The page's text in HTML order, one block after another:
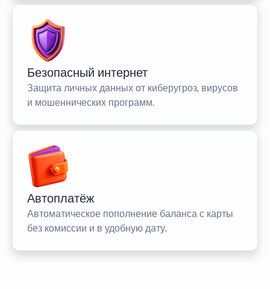
Безопасный интернет
Защита личных данных от киберугроз, вирусов
и мошеннических программ.
Автоплатёж
Автоматическое пополнение баланса с карты
без комиссии и в удобную дату.